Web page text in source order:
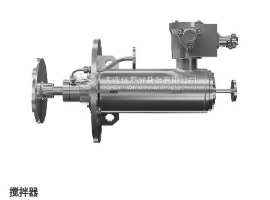
搅拌器